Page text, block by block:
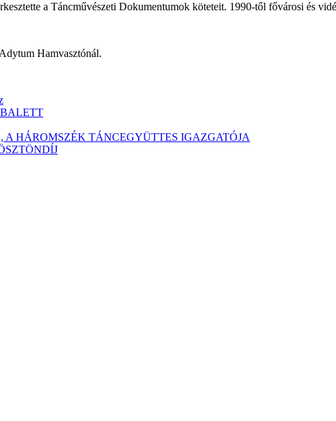
a Táncművészeti Dokumentumok köteteit. 1990-től fővárosi és
Hamvasztónál.
HÁROMSZÉK TÁNCEGYÜTTES IGAZGATÓJA